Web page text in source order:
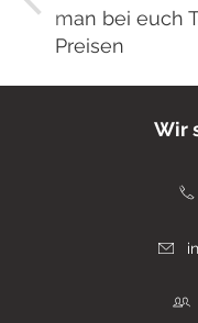
man bei euch
Preisen
Wir